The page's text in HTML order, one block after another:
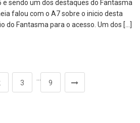
e sendo um dos destaques do Fantasma
falou com o A7 sobre o inicio desta
do Fantasma para o acesso. Um dos […]
3
…
9